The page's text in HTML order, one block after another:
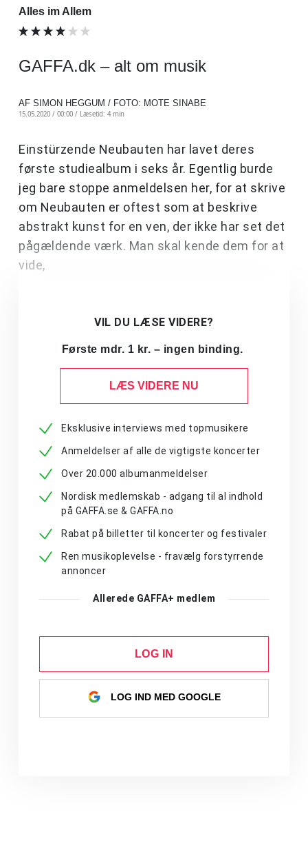
Alles im Allem
GAFFA.dk – alt om musik
AF SIMON HEGGUM / FOTO: MOTE SINABE
15.05.2020 / 00:00 / Læsetid: 4 min
Einstürzende Neubauten har lavet deres
første studiealbum i seks år. Egentlig burde
jeg bare stoppe anmeldelsen her, for at skrive
om Neubauten er oftest som at beskrive
abstrakt kunst for en ven, der ikke har set det
pågældende værk. Man skal kende dem for at
vide,
VIL DU LÆSE VIDERE?
Første mdr. 1 kr. – ingen binding.
LÆS VIDERE NU
Eksklusive interviews med topmusikere
Anmeldelser af alle de vigtigste koncerter
Over 20.000 albumanmeldelser
Nordisk medlemskab - adgang til al indhold
på GAFFA.se & GAFFA.no
Rabat på billetter til koncerter og festivaler
Ren musikoplevelse - fravælg forstyrrende
annoncer
Allerede GAFFA+ medlem
LOG IN
LOG IND MED GOOGLE